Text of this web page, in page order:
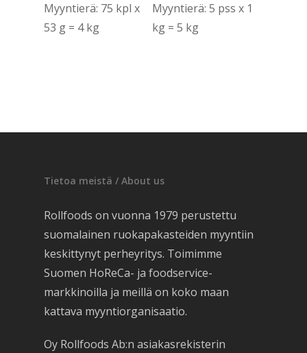
Myyntierä: 75 kpl x
53 g = 4 kg
Myyntierä: 5 pss x 1
kg = 5 kg
Tietoa meistä / About us
Rollfoods on vuonna 1979 perustettu
suomalainen ruokapakasteiden myyntiin
keskittynyt perheyritys. Toimimme
Suomen HoReCa- ja foodservice-
markkinoilla ja meillä on koko maan
kattava myyntiorganisaatio.
Oy Rollfoods Ab:n asiakasrekisterin